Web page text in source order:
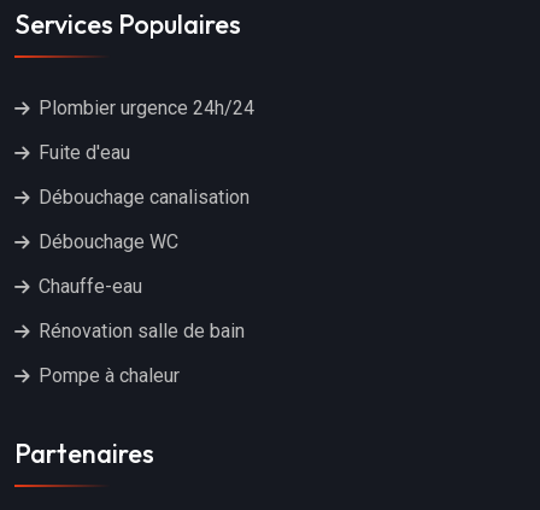
Services Populaires
Plombier urgence 24h/24
Fuite d'eau
Débouchage canalisation
Débouchage WC
Chauffe-eau
Rénovation salle de bain
Pompe à chaleur
Partenaires